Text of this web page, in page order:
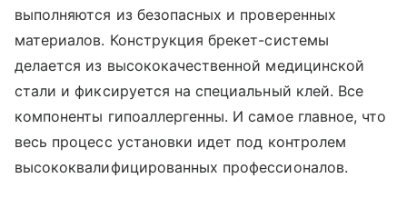
выполняются из безопасных и проверенных
материалов. Конструкция брекет-системы
делается из высококачественной медицинской
стали и фиксируется на специальный клей. Все
компоненты гипоаллергенны. И самое главное, что
весь процесс установки идет под контролем
высококвалифицированных профессионалов.